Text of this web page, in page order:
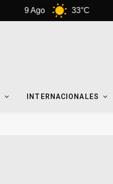
9 Ago 33°C
INTERNACIONALES